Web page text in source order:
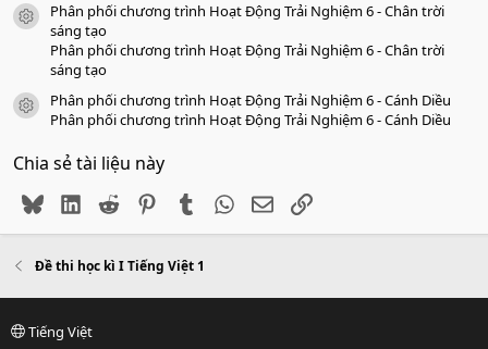
icon tài liệu
Phân phối chương trình Hoạt Động Trải Nghiệm 6 - Chân trời
sáng tạo
Phân phối chương trình Hoạt Động Trải Nghiệm 6 - Chân trời
sáng tạo
icon tài liệu
Phân phối chương trình Hoạt Động Trải Nghiệm 6 - Cánh Diều
Phân phối chương trình Hoạt Động Trải Nghiệm 6 - Cánh Diều
Chia sẻ tài liệu này
BlueskyLinkedIn
Reddit PinterestTumblr WhatsApp
EmailLink
Đề thi học kì I Tiếng Việt 1
Tiếng Việt